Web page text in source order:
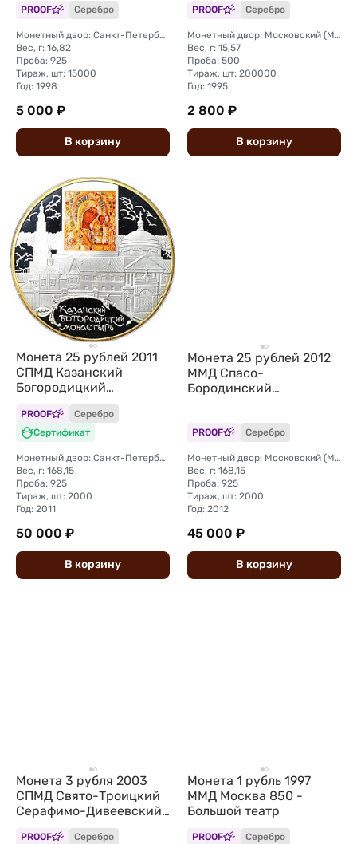
рождения
PROOF Серебро
Монетный двор: Санкт-Петербургский (СПМД)
Вес, г: 16,82
Проба: 925
Тираж, шт: 15000
Год: 1998
5 000 ₽
В корзину
PROOF Серебро
Монетный двор: Московский (ММД)
Вес, г: 15,57
Проба: 500
Тираж, шт: 200000
Год: 1995
2 800 ₽
В корзину
Монета 25 рублей 2011
СПМД Казанский
Богородицкий
монастырь
PROOF
Серебро
Сертификат
Монетный двор: Санкт-Петербургский (СПМД)
Вес, г: 168,15
Проба: 925
Тираж, шт: 2000
Год: 2011
50 000 ₽
В корзину
Монета 25 рублей 2012
ММД Спасо-
Бородинский
PROOF Серебро
Монетный двор: Московский (ММД)
Вес, г: 168,15
Проба: 925
Тираж, шт: 2000
Год: 2012
45 000 ₽
В корзину
Монета 3 рубля 2003
СПМД Свято-Троицкий
Серафимо-Дивеевский
монастырь
PROOF Серебро
Монета 1 рубль 1997
ММД Москва 850 -
Большой театр
PROOF Серебро